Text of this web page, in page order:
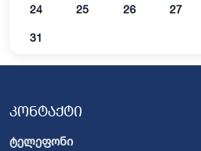
24 25 26 27
31
კონტაქტი
ტელეფონი